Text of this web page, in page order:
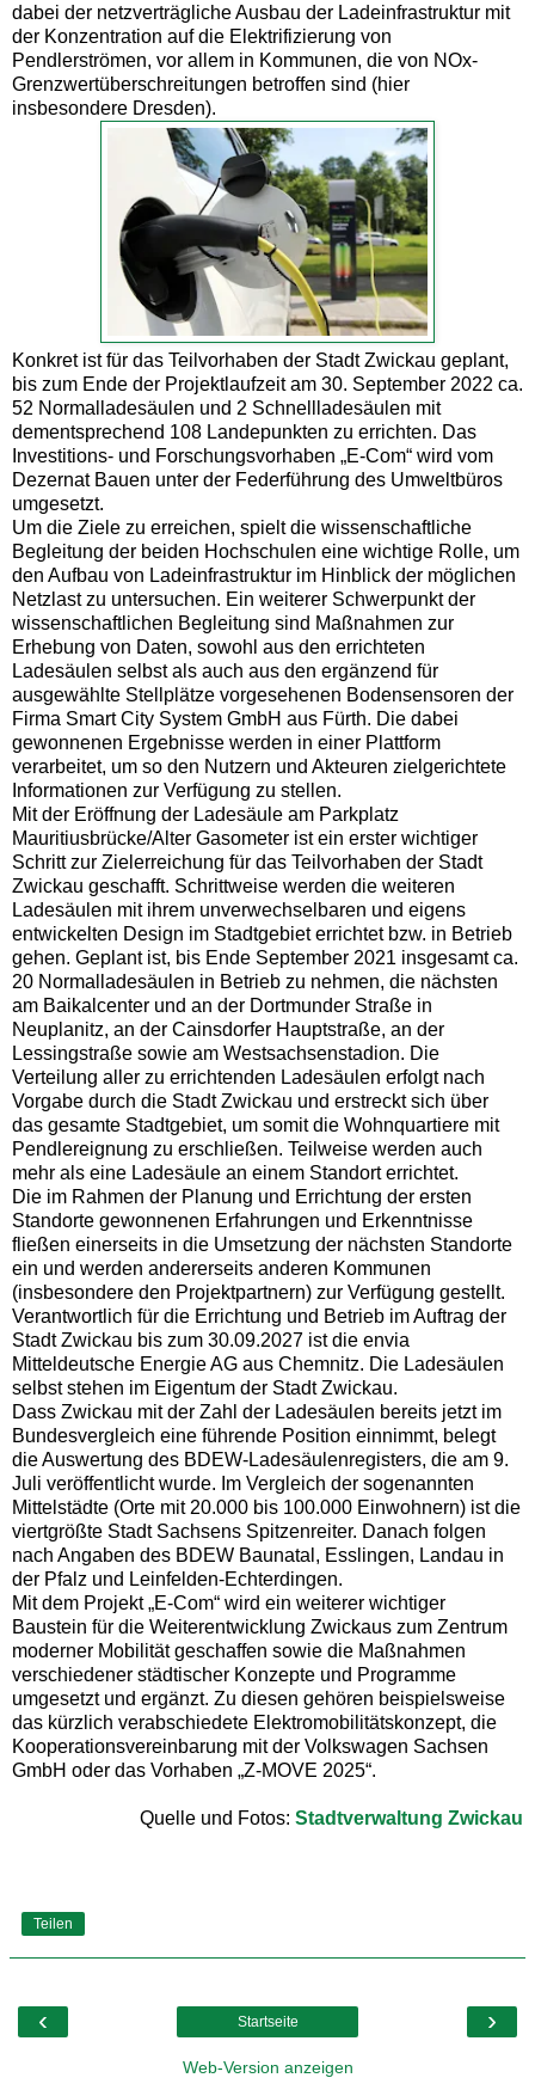
dabei der netzverträgliche Ausbau der Ladeinfrastruktur mit
der Konzentration auf die Elektrifizierung von
Pendlerströmen, vor allem in Kommunen, die von NOx-
Grenzwertüberschreitungen betroffen sind (hier
insbesondere Dresden).
Konkret ist für das Teilvorhaben der Stadt Zwickau geplant,
bis zum Ende der Projektlaufzeit am 30. September 2022 ca.
52 Normalladesäulen und 2 Schnellladesäulen mit
dementsprechend 108 Landepunkten zu errichten. Das
Investitions- und Forschungsvorhaben „E-Com“ wird vom
Dezernat Bauen unter der Federführung des Umweltbüros
umgesetzt.
Um die Ziele zu erreichen, spielt die wissenschaftliche
Begleitung der beiden Hochschulen eine wichtige Rolle, um
den Aufbau von Ladeinfrastruktur im Hinblick der möglichen
Netzlast zu untersuchen. Ein weiterer Schwerpunkt der
wissenschaftlichen Begleitung sind Maßnahmen zur
Erhebung von Daten, sowohl aus den errichteten
Ladesäulen selbst als auch aus den ergänzend für
ausgewählte Stellplätze vorgesehenen Bodensensoren der
Firma Smart City System GmbH aus Fürth. Die dabei
gewonnenen Ergebnisse werden in einer Plattform
verarbeitet, um so den Nutzern und Akteuren zielgerichtete
Informationen zur Verfügung zu stellen.
Mit der Eröffnung der Ladesäule am Parkplatz
Mauritiusbrücke/Alter Gasometer ist ein erster wichtiger
Schritt zur Zielerreichung für das Teilvorhaben der Stadt
Zwickau geschafft. Schrittweise werden die weiteren
Ladesäulen mit ihrem unverwechselbaren und eigens
entwickelten Design im Stadtgebiet errichtet bzw. in Betrieb
gehen. Geplant ist, bis Ende September 2021 insgesamt ca.
20 Normalladesäulen in Betrieb zu nehmen, die nächsten
am Baikalcenter und an der Dortmunder Straße in
Neuplanitz, an der Cainsdorfer Hauptstraße, an der
Lessingstraße sowie am Westsachsenstadion. Die
Verteilung aller zu errichtenden Ladesäulen erfolgt nach
Vorgabe durch die Stadt Zwickau und erstreckt sich über
das gesamte Stadtgebiet, um somit die Wohnquartiere mit
Pendlereignung zu erschließen. Teilweise werden auch
mehr als eine Ladesäule an einem Standort errichtet.
Die im Rahmen der Planung und Errichtung der ersten
Standorte gewonnenen Erfahrungen und Erkenntnisse
fließen einerseits in die Umsetzung der nächsten Standorte
ein und werden andererseits anderen Kommunen
(insbesondere den Projektpartnern) zur Verfügung gestellt.
Verantwortlich für die Errichtung und Betrieb im Auftrag der
Stadt Zwickau bis zum 30.09.2027 ist die envia
Mitteldeutsche Energie AG aus Chemnitz. Die Ladesäulen
selbst stehen im Eigentum der Stadt Zwickau.
Dass Zwickau mit der Zahl der Ladesäulen bereits jetzt im
Bundesvergleich eine führende Position einnimmt, belegt
die Auswertung des BDEW-Ladesäulenregisters, die am 9.
Juli veröffentlicht wurde. Im Vergleich der sogenannten
Mittelstädte (Orte mit 20.000 bis 100.000 Einwohnern) ist die
viertgrößte Stadt Sachsens Spitzenreiter. Danach folgen
nach Angaben des BDEW Baunatal, Esslingen, Landau in
der Pfalz und Leinfelden-Echterdingen.
Mit dem Projekt „E-Com“ wird ein weiterer wichtiger
Baustein für die Weiterentwicklung Zwickaus zum Zentrum
moderner Mobilität geschaffen sowie die Maßnahmen
verschiedener städtischer Konzepte und Programme
umgesetzt und ergänzt. Zu diesen gehören beispielsweise
das kürzlich verabschiedete Elektromobilitätskonzept, die
Kooperationsvereinbarung mit der Volkswagen Sachsen
GmbH oder das Vorhaben „Z-MOVE 2025“.
Quelle und Fotos: Stadtverwaltung Zwickau
Teilen
‹ ›
Startseite
Web-Version anzeigen